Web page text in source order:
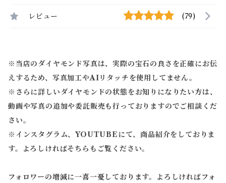
レビュー (79)
※当店のダイヤモンド写真は、実際の宝石の良さを正確にお伝
えするため、写真加工やAIリタッチを使用してません。
※ さらに詳しいダイヤモンドの状態をお知りになりたい方は、
動画や写真の追加や委託販売も行っておりますのでご相談くだ
さい。
※ インスタグラム、YOUTUBEにて、商品紹介をしておりま
す。よろしければそちらもご覧ください。
フォロワーの増減に一喜一憂しております。よろしければフォ